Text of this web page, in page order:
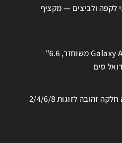
לקפה ולביצים — מקציף
סמסונג Galaxy A42 5G משוחזר, 6.6"
טבעת נירוסטה חלקה זהובה לזוגות 2/4/6/8